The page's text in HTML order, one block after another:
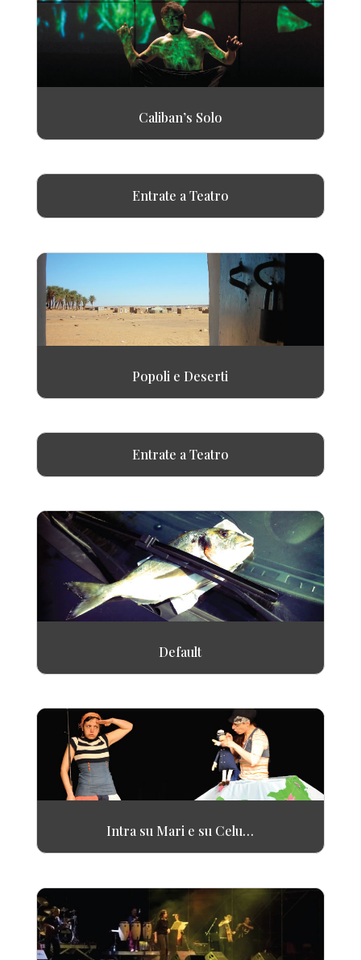
Caliban’s Solo
Entrate a Teatro
Popoli e Deserti
Entrate a Teatro
Default
Intra su Mari e su Celu…